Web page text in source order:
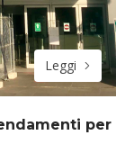
Leggi
per